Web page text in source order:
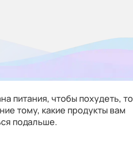
питания, чтобы похудеть, то
тому, какие продукты вам
подальше.